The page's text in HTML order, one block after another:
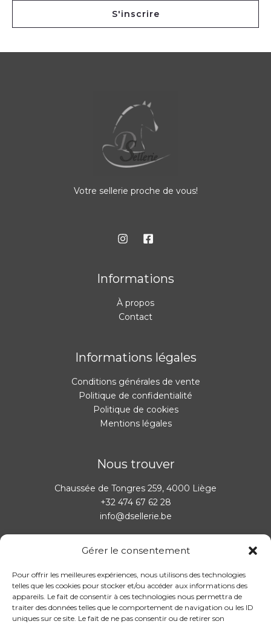
Gérer le consentement
Pour offrir les meilleures expériences, nous utilisons des technologies
telles que les cookies pour stocker et/ou accéder aux informations des
appareils. Le fait de consentir à ces technologies nous permettra de
traiter des données telles que le comportement de navigation ou les ID
uniques sur ce site. Le fait de ne pas consentir ou de retirer son
S'inscrire
Votre sellerie proche de vous!
Informations
À propos
Contact
Informations légales
Conditions générales de vente
Politique de confidentialité
Politique de cookies
Mentions légales
Nous trouver
Chaussée de Tongres 259, 4000 Liège
+32 474 67 62 28
info@dsellerie.be
Il est possible de prendre rendez-vous en dehors des
heures d’ouverture via leformulaire de contactou par
téléphone au+32 474 67 62 28